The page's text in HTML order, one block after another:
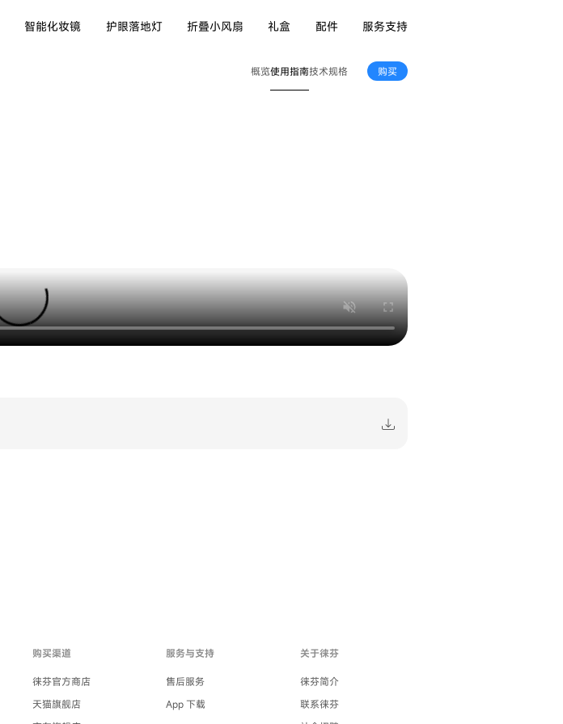
智能化妆镜 护眼落地灯 折叠小风扇 礼盒 配件 服务支持
概览使用指南技术规格 购买
购买渠道
徕芬官方商店
天猫旗舰店
服务与支持
售后服务
App 下载
关于徕芬
徕芬简介
联系徕芬